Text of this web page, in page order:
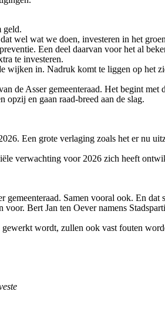
geld.
wel wat we doen, investeren in het
Een deel daarvan voor het al
te investeren.
in. Nadruk komt te liggen op het
de Asser gemeenteraad. Het begint met
en gaan raad-breed aan de slag.
Een grote verlaging zoals het er nu
verwachting voor 2026 zich heeft
Samen vooral ook. En
Bert Jan ten Oever namens
wordt, zullen ook vast fouten